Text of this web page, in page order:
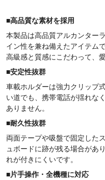
■高品質な素材を採用
本製品は高品質アルカンター
イン性を兼ね備えたアイテム
高級感と質感にこだわって、
■安定性抜群
車載ホルダーは強力クリップ
い道でも、携帯電話が揺れな
ありません。
■耐久性抜群
両面テープや吸盤で固定した
ュボードに跡が残る場合があ
れが付きにくいです。
■片手操作・ 全機種に対応